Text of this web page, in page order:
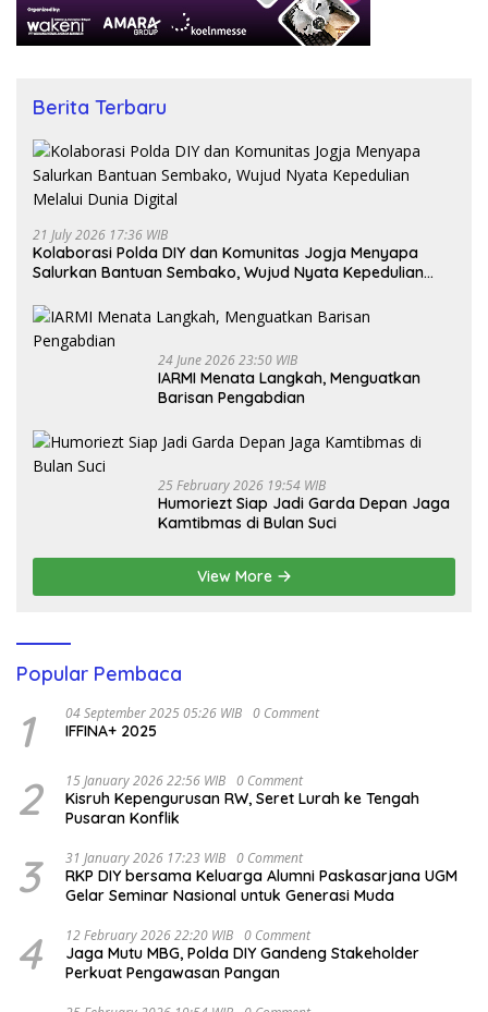
Berita Terbaru
21 July 2026 17:36 WIB
Kolaborasi Polda DIY dan Komunitas Jogja Menyapa
Salurkan Bantuan Sembako, Wujud Nyata Kepedulian
24 June 2026 23:50 WIB
IARMI Menata Langkah, Menguatkan
Barisan Pengabdian
25 February 2026 19:54 WIB
Humoriezt Siap Jadi Garda Depan Jaga
Kamtibmas di Bulan Suci
View More
Popular Pembaca
1 04 September 2025 05:26 WIB 0 Comment
IFFINA+ 2025
2 15 January 2026 22:56 WIB 0 Comment
Kisruh Kepengurusan RW, Seret Lurah ke Tengah
Pusaran Konflik
3 31 January 2026 17:23 WIB 0 Comment
RKP DIY bersama Keluarga Alumni Paskasarjana UGM
Gelar Seminar Nasional untuk Generasi Muda
4 12 February 2026 22:20 WIB 0 Comment
Jaga Mutu MBG, Polda DIY Gandeng Stakeholder
Perkuat Pengawasan Pangan